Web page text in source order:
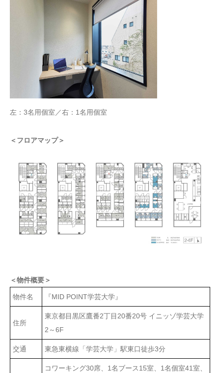
左：3名用個室／右：1名用個室
＜フロアマップ＞
＜物件概要＞
物件名 『MID POINT学芸大学』
住所
東京都目黒区鷹番2丁目20番20号 イニッゾ学芸大学
2～6F
交通 東急東横線「学芸大学」駅東口徒歩3分
コワーキング30席、1名ブース15室、1名個室41室、